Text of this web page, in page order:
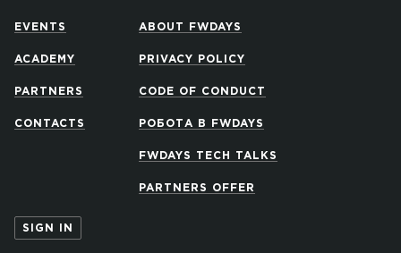
EVENTS
ACADEMY
PARTNERS
CONTACTS
ABOUT FWDAYS
PRIVACY POLICY
CODE OF CONDUCT
РОБОТА В FWDAYS
FWDAYS TECH TALKS
PARTNERS OFFER
SIGN IN